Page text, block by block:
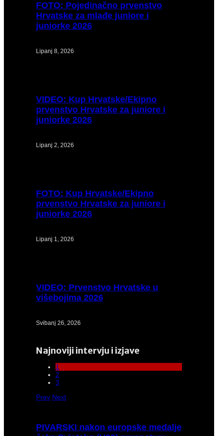
FOTO: Pojedinačno prvenstvo
Hrvatske za mlađe juniore i
juniorke 2026
Lipanj 8, 2026
VIDEO: Kup Hrvatske/Ekipno
prvenstvo Hrvatske za juniore i
juniorke 2026
Lipanj 2, 2026
FOTO: Kup Hrvatske/Ekipno
prvenstvo Hrvatske za juniore i
juniorke 2026
Lipanj 1, 2026
VIDEO: Prvenstvo Hrvatske u
višebojima 2026
Svibanj 26, 2026
Najnoviji intervju i izjave
1
2
3
Prev Next
PIVARSKI nakon europske medalje